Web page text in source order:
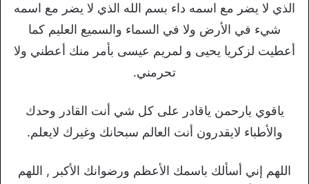
الذي لا يضر مع اسمه داء بسم الله الذي لا يضر مع اسمه
شيء في الأرض ولا في السماء والسميع العليم كما
أعطيت لزكريا يحيى و لمريم عيسى بأمر منك أعطني ولا
تحرمني.
ياقوي يارحمن ياقادر على كل شي أنت القادر وحدك
والأطباء لايقدرون أنت العالم سبحانك وغيرك لايعلم.
اللهم إني أسألك باسمك الأعظم ورضوانك الأكبر , اللهم